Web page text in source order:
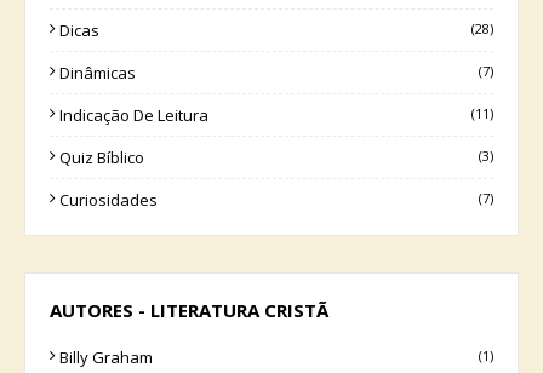
Dicas (28)
Dinâmicas (7)
Indicação De Leitura (11)
Quiz Bíblico (3)
Curiosidades (7)
AUTORES - LITERATURA CRISTÃ
Billy Graham (1)